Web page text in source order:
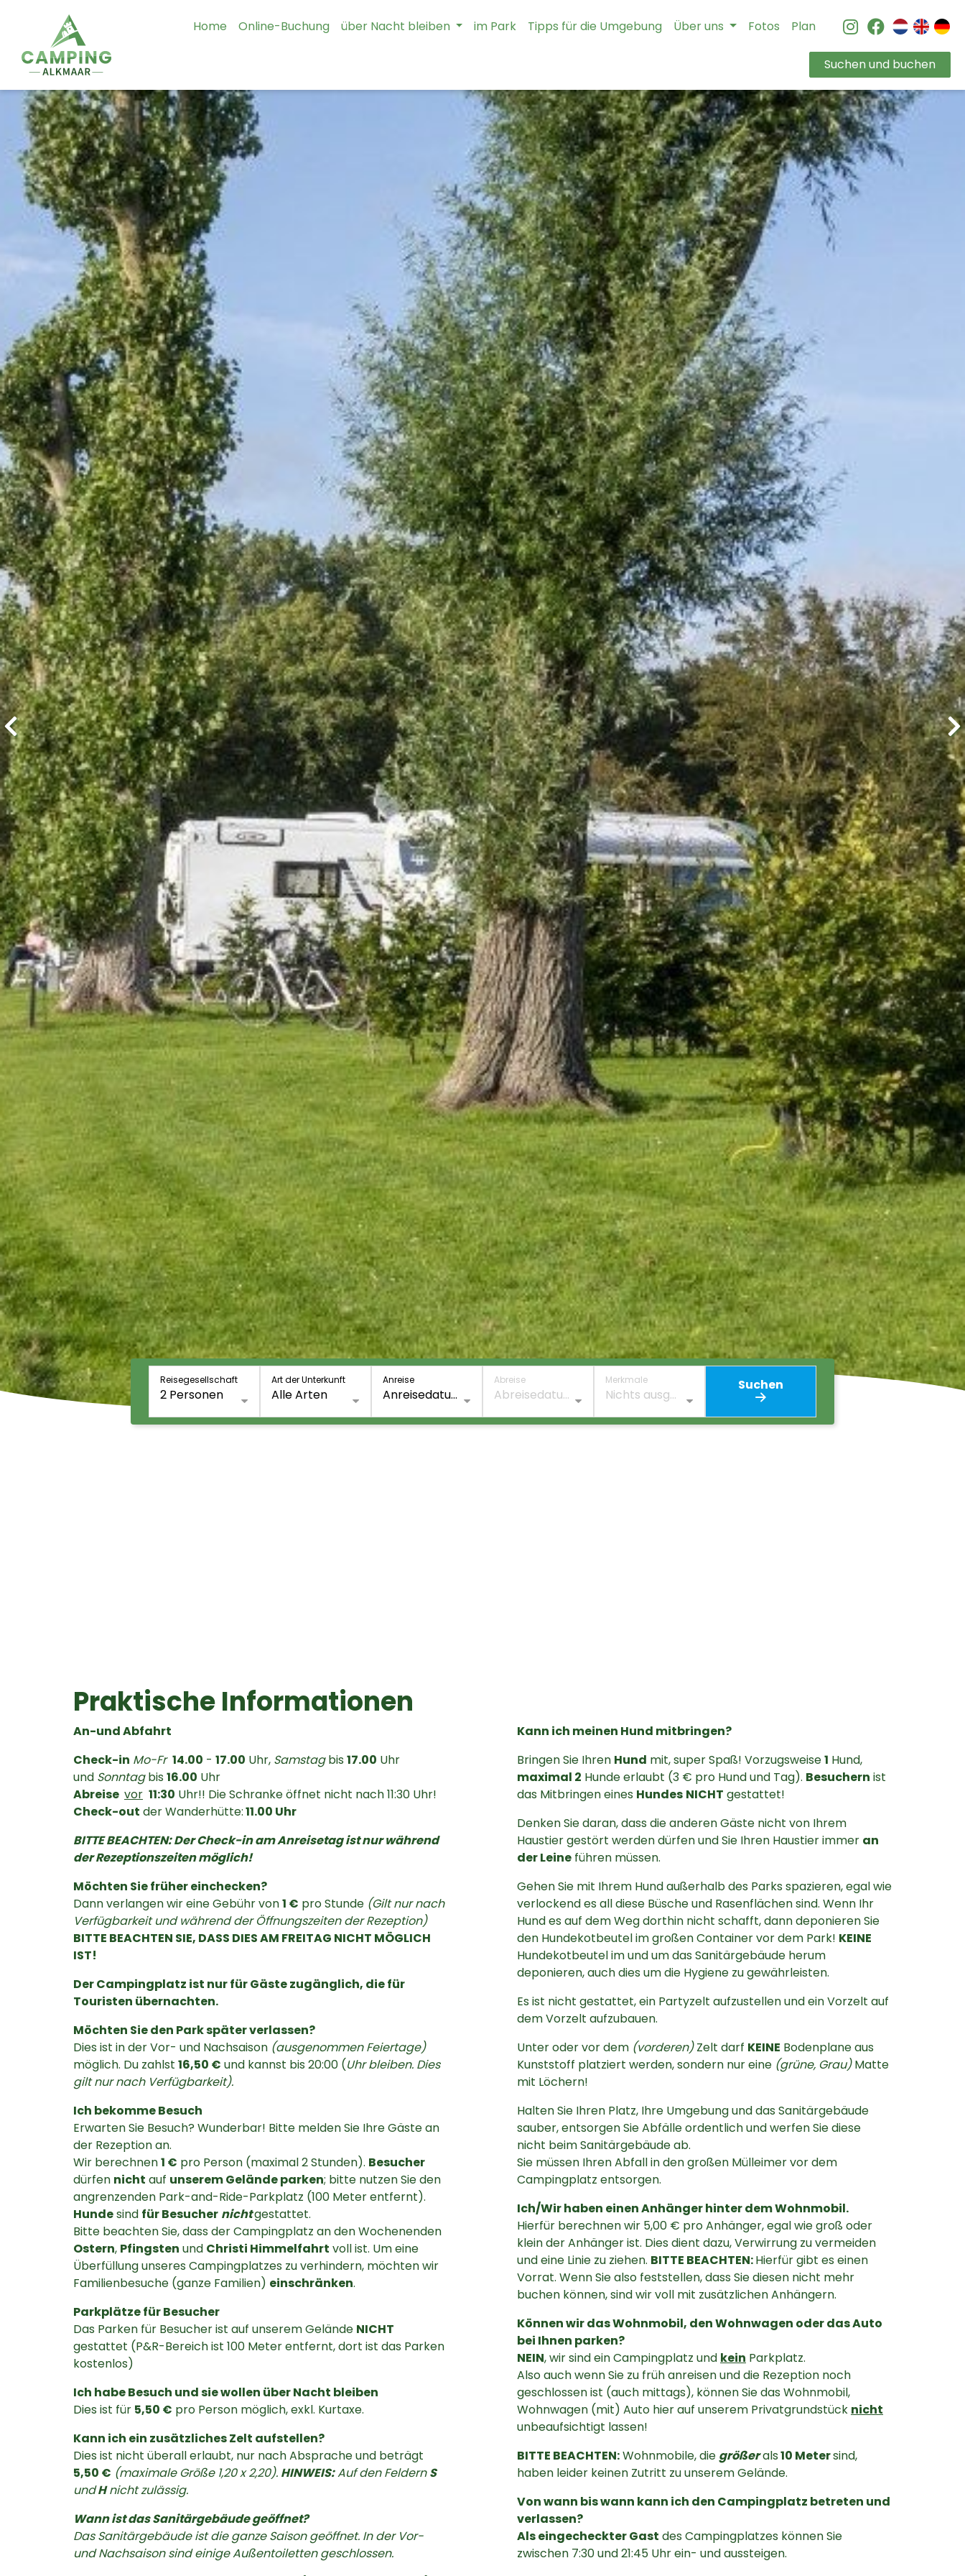
Home Online-Buchung über Nacht bleiben im Park Tipps für die Umgebung Über uns Fotos Plan
Suchen und buchen
Reisegesellschaft
2 Personen
Art der Unterkunft
Alle Arten
Anreise
Anreisedatu
Abreise
Abreisedatu
Merkmale
Nichts ausge
Praktische Informationen
An-und Abfahrt
Check-in Mo-Fr 14.00 - 17.00 Uhr, Samstagbis 17.00 Uhr
und Sonntagbis 16.00 Uhr
Abreise vor 11:30 Uhr!! Die Schranke öffnet nicht nach 11:30 Uhr!
Check-out der Wanderhütte:11.00 Uhr
BITTE BEACHTEN: Der Check-in am Anreisetag ist nur während
der Rezeptionszeiten möglich!
Möchten Sie früher einchecken?
Dann verlangen wir eine Gebühr von1 € pro Stunde (Gilt nur nach
Verfügbarkeit und während der Öffnungszeiten der Rezeption)
BITTE BEACHTEN SIE, DASS DIES AM FREITAG NICHT MÖGLICH
IST!
Der Campingplatz ist nur für Gäste zugänglich, die für
Touristen übernachten.
Möchten Sie den Park später verlassen?
Dies ist in der Vor- und Nachsaison (ausgenommen Feiertage)
möglich. Du zahlst 16,50 € und kannst bis 20:00 (Uhr bleiben. Dies
gilt nur nach Verfügbarkeit).
Ich bekomme Besuch
Erwarten Sie Besuch? Wunderbar! Bitte melden Sie Ihre Gäste an
der Rezeption an.
Wir berechnen1 € pro Person (maximal 2 Stunden). Besucher
dürfen nicht auf unserem Gelände parken; bitte nutzen Sie den
angrenzenden Park-and-Ride-Parkplatz (100 Meter entfernt).
Hundesind für Besucher nichtgestattet.
Bitte beachten Sie, dass der Campingplatz an den Wochenenden
Ostern, Pfingsten und Christi Himmelfahrt voll ist. Um eine
Überfüllung unseres Campingplatzes zu verhindern, möchten wir
Familienbesuche (ganze Familien) einschränken.
Parkplätze für Besucher
Das Parken für Besucher ist auf unserem Gelände NICHT
gestattet (P&R-Bereich ist 100 Meter entfernt, dort ist das Parken
kostenlos)
Ich habe Besuch und sie wollen über Nacht bleiben
Dies ist für 5,50 € pro Person möglich, exkl. Kurtaxe.
Kann ich ein zusätzliches Zelt aufstellen?
Dies ist nicht überall erlaubt, nur nach Absprache und beträgt
5,50 € (maximale Größe 1,20 x 2,20). HINWEIS:Auf den FeldernS
undHnicht zulässig.
Wann ist das Sanitärgebäude geöffnet?
Das Sanitärgebäude ist die ganze Saison geöffnet. In der Vor-
und Nachsaison sind einige Außentoiletten geschlossen.
Kann ich meinen Hund mitbringen?
Bringen Sie Ihren Hund mit, super Spaß! Vorzugsweise1 Hund,
maximal 2 Hunde erlaubt (3 € pro Hund und Tag). Besuchern ist
das Mitbringen eines Hundes NICHT gestattet!
Denken Sie daran, dass die anderen Gäste nicht von Ihrem
Haustier gestört werden dürfen und Sie Ihren Haustier immer an
der Leine führen müssen.
Gehen Sie mit Ihrem Hund außerhalb des Parks spazieren, egal wie
verlockend es all diese Büsche und Rasenflächen sind. Wenn Ihr
Hund es auf dem Weg dorthin nicht schafft, dann deponieren Sie
den Hundekotbeutel im großen Container vor dem Park! KEINE
Hundekotbeutel im und um das Sanitärgebäude herum
deponieren, auch dies um die Hygiene zu gewährleisten.
Es ist nicht gestattet, ein Partyzelt aufzustellen und ein Vorzelt auf
dem Vorzelt aufzubauen.
Unter oder vor dem (vorderen)Zelt darf KEINE Bodenplane aus
Kunststoff platziert werden, sondern nur eine (grüne, Grau)Matte
mit Löchern!
Halten Sie Ihren Platz, Ihre Umgebung und das Sanitärgebäude
sauber, entsorgen Sie Abfälle ordentlich und werfen Sie diese
nicht beim Sanitärgebäude ab.
Sie müssen Ihren Abfall in den großen Mülleimer vor dem
Campingplatz entsorgen.
Ich/Wir haben einen Anhänger hinter dem Wohnmobil.
Hierfür berechnen wir 5,00 € pro Anhänger, egal wie groß oder
klein der Anhänger ist. Dies dient dazu, Verwirrung zu vermeiden
und eine Linie zu ziehen. BITTE BEACHTEN:Hierfür gibt es einen
Vorrat. Wenn Sie also feststellen, dass Sie diesen nicht mehr
buchen können, sind wir voll mit zusätzlichen Anhängern.
Können wir das Wohnmobil, den Wohnwagen oder das Auto
bei Ihnen parken?
NEIN, wir sind ein Campingplatz und kein Parkplatz.
Also auch wenn Sie zu früh anreisen und die Rezeption noch
geschlossen ist (auch mittags), können Sie das Wohnmobil,
Wohnwagen (mit) Auto hier auf unserem Privatgrundstück nicht
unbeaufsichtigt lassen!
BITTE BEACHTEN:Wohnmobile, die größerals10 Metersind,
haben leider keinen Zutritt zu unserem Gelände.
Von wann bis wann kann ich den Campingplatz betreten und
verlassen?
Als eingecheckter Gast des Campingplatzes können Sie
zwischen 7:30 und 21:45 Uhr ein- und aussteigen.